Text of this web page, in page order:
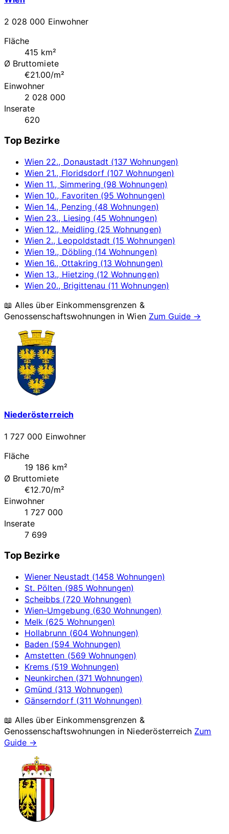
2 028 000 Einwohner
Fläche
415 km²
Ø Bruttomiete
€21.00/m²
Einwohner
2 028 000
Inserate
620
Top Bezirke
Wien 22., Donaustadt (137 Wohnungen)
Wien 21., Floridsdorf (107 Wohnungen)
Wien 11., Simmering (98 Wohnungen)
Wien 10., Favoriten (95 Wohnungen)
Wien 14., Penzing (48 Wohnungen)
Wien 23., Liesing (45 Wohnungen)
Wien 12., Meidling (25 Wohnungen)
Wien 2., Leopoldstadt (15 Wohnungen)
Wien 19., Döbling (14 Wohnungen)
Wien 16., Ottakring (13 Wohnungen)
Wien 13., Hietzing (12 Wohnungen)
Wien 20., Brigittenau (11 Wohnungen)
📖 Alles über Einkommensgrenzen &
Genossenschaftswohnungen inWien Zum Guide →
Niederösterreich
1 727 000 Einwohner
Fläche
19 186 km²
Ø Bruttomiete
€12.70/m²
Einwohner
1 727 000
Inserate
7 699
Top Bezirke
Wiener Neustadt (1458 Wohnungen)
St. Pölten (985 Wohnungen)
Scheibbs (720 Wohnungen)
Wien-Umgebung (630 Wohnungen)
Melk (625 Wohnungen)
Hollabrunn (604 Wohnungen)
Baden (594 Wohnungen)
Amstetten (569 Wohnungen)
Krems (519 Wohnungen)
Neunkirchen (371 Wohnungen)
Gmünd (313 Wohnungen)
Gänserndorf (311 Wohnungen)
📖 Alles über Einkommensgrenzen &
Genossenschaftswohnungen in Niederösterreich Zum
Guide →